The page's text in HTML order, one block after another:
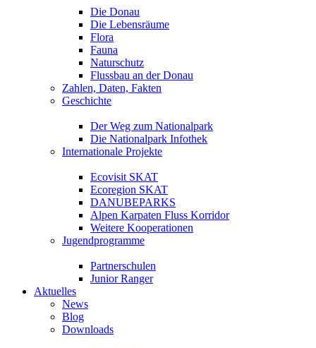
Die Donau
Die Lebensräume
Flora
Fauna
Naturschutz
Flussbau an der Donau
Zahlen, Daten, Fakten
Geschichte
Der Weg zum Nationalpark
Die Nationalpark Infothek
Internationale Projekte
Ecovisit SKAT
Ecoregion SKAT
DANUBEPARKS
Alpen Karpaten Fluss Korridor
Weitere Kooperationen
Jugendprogramme
Partnerschulen
Junior Ranger
Aktuelles
News
Blog
Downloads